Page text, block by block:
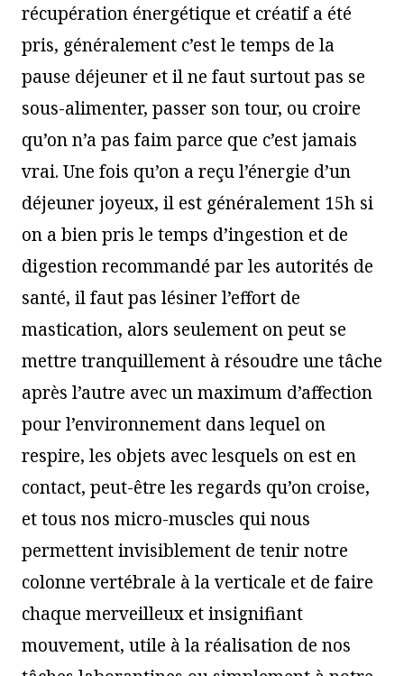
récupération énergétique et créatif a été
pris, généralement c’est le temps de la
pause déjeuner et il ne faut surtout pas se
sous-alimenter, passer son tour, ou croire
qu’on n’a pas faim parce que c’est jamais
vrai. Une fois qu’on a reçu l’énergie d’un
déjeuner joyeux, il est généralement 15h si
on a bien pris le temps d’ingestion et de
digestion recommandé par les autorités de
santé, il faut pas lésiner l’effort de
mastication, alors seulement on peut se
mettre tranquillement à résoudre une tâche
après l’autre avec un maximum d’affection
pour l’environnement dans lequel on
respire, les objets avec lesquels on est en
contact, peut-être les regards qu’on croise,
et tous nos micro-muscles qui nous
permettent invisiblement de tenir notre
colonne vertébrale à la verticale et de faire
chaque merveilleux et insignifiant
mouvement, utile à la réalisation de nos